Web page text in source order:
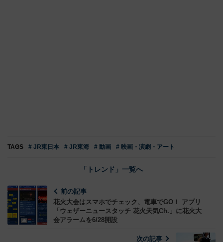
TAGS # JR東日本 # JR東海 # 動画 # 映画・演劇・アート
「トレンド」一覧へ
前の記事
花火大会はスマホでチェック、電車でGO！ アプリ
「ウェザーニュースタッチ 花火天気Ch.」に花火大
会アラームを6/28開設
次の記事